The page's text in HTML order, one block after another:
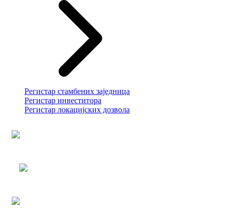
Регистар стамбених заједница
Регистар инвеститора
Регистар локацијских дозвола